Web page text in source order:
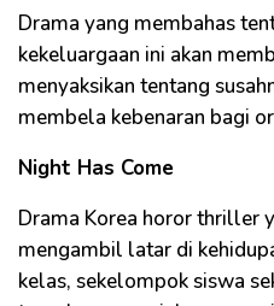
Drama yang membahas
kekeluargaan ini akan
menyaksikan tentang
membela kebenaran bagi
Night Has Come
Drama Korea horor thriller
mengambil latar di
kelas, sekelompok siswa